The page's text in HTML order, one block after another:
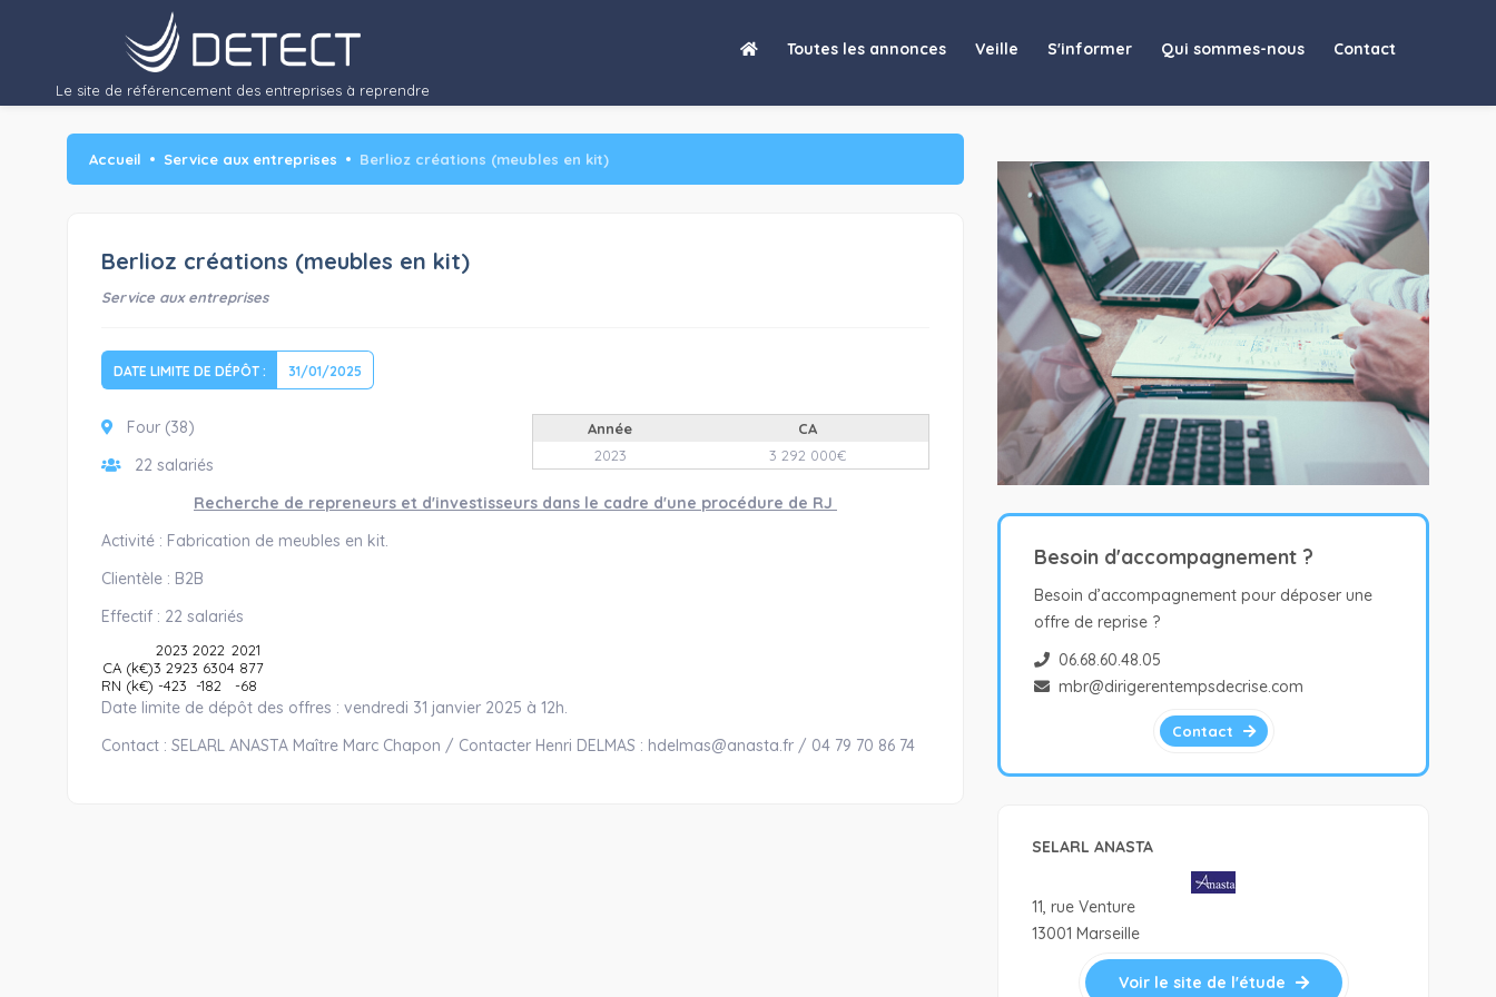
Le site de référencement des entreprises à reprendre
Toutes les annonces Veille S'informer Qui sommes-nous Contact
Accueil Service aux entreprises Berlioz créations (meubles en kit)
Berlioz créations (meubles en kit)
Service aux entreprises
DATE LIMITE DE DÉPÔT : 31/01/2025
Four (38)
22 salariés
Année
CA
2023
3 292 000€
Recherche de repreneurs et d'investisseurs dans le cadre d'une procédure de RJ
Activité : Fabrication de meubles en kit.
Clientèle : B2B
Effectif : 22 salariés
2023 2022 2021
CA (k€)3 2923 6304 877
RN (k€) -423 -182 -68
Date limite de dépôt des offres : vendredi 31 janvier 2025 à 12h.
Contact : SELARL ANASTA Maître Marc Chapon / Contacter Henri DELMAS : hdelmas@anasta.fr / 04 79 70 86 74
Besoin d'accompagnement ?
Besoin d’accompagnement pour déposer une
offre de reprise ?
06.68.60.48.05
mbr@dirigerentempsdecrise.com
Contact
SELARL ANASTA
11, rue Venture
13001 Marseille
Voir le site de l'étude